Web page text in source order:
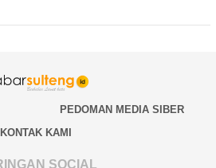
PEDOMAN MEDIA SIBER
KONTAK KAMI
SOCIAL